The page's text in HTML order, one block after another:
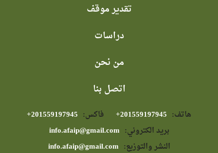
تقدير موقف
دراسات
من نحن
اتصل بنا
هاتف: فاكس:
بريد الكتروني: info.afaip@gmail.com
النشر والتوزيع: info.afaip@gmail.com